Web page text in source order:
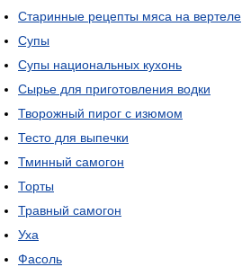
Старинные рецепты мяса на вертеле
Супы
Супы национальных кухонь
Сырье для приготовления водки
Творожный пирог с изюмом
Тесто для выпечки
Тминный самогон
Торты
Травный самогон
Уха
Фасоль